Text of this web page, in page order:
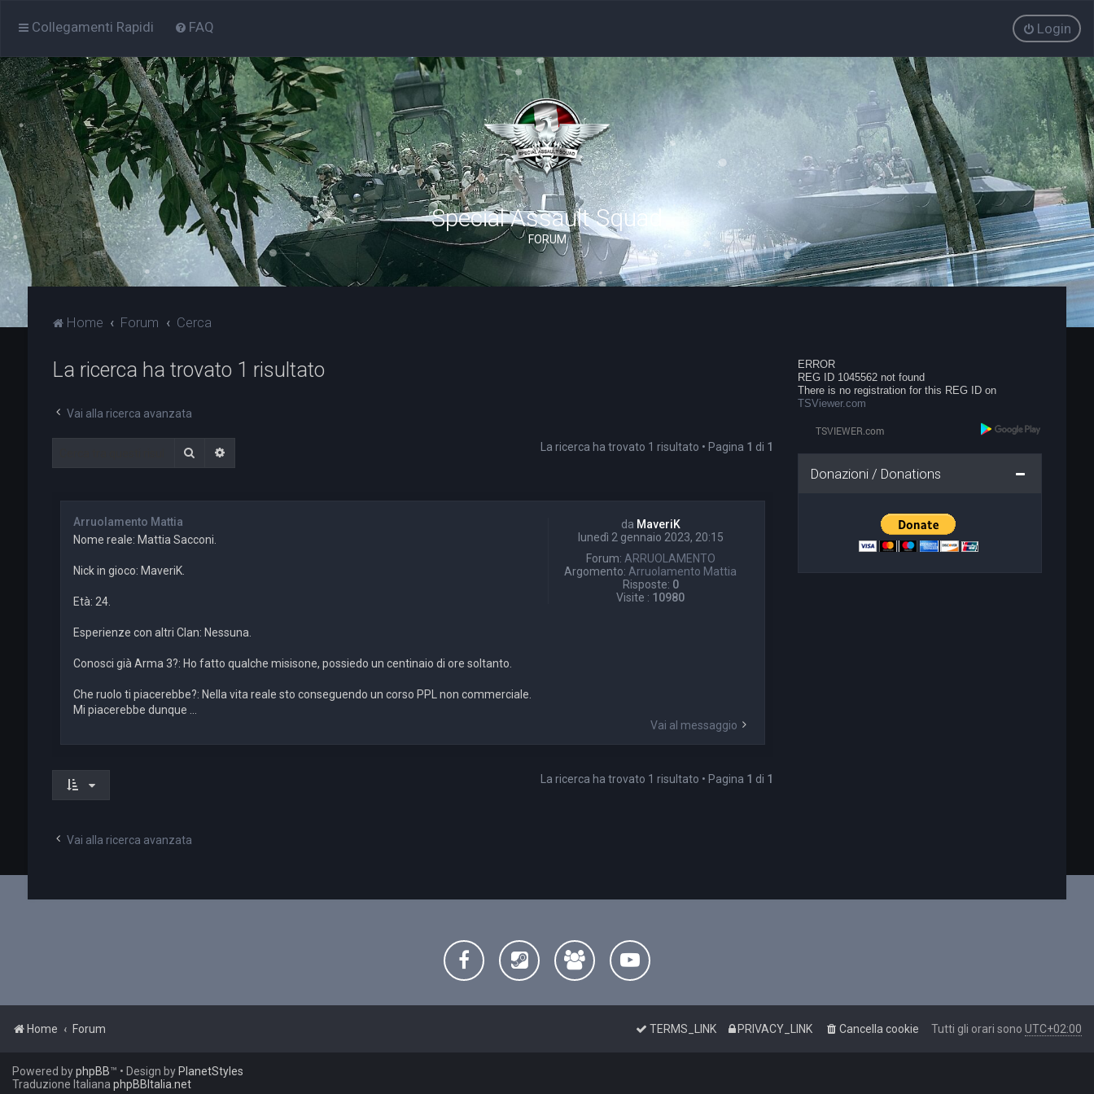
Collegamenti Rapidi FAQ Login
Special Assault Squad
FORUM
Home Forum Cerca
La ricerca ha trovato 1 risultato
Vai alla ricerca avanzata
Cerca La ricerca ha trovato 1 risultato • Pagina 1 di 1
da MaveriK
lunedì 2 gennaio 2023, 20:15
Forum: ARRUOLAMENTO
Argomento: Arruolamento Mattia
Risposte: 0
Visite : 10980
Arruolamento Mattia
Nome reale: Mattia Sacconi.
Nick in gioco: MaveriK.
Età: 24.
Esperienze con altri Clan: Nessuna.
Conosci già Arma 3?: Ho fatto qualche misisone, possiedo un centinaio di ore soltanto.
Che ruolo ti piacerebbe?: Nella vita reale sto conseguendo un corso PPL non commerciale.
Mi piacerebbe dunque ...
Vai al messaggio
La ricerca ha trovato 1 risultato • Pagina 1 di 1
Vai alla ricerca avanzata
ERROR
REG ID 1045562 not found
There is no registration for this REG ID on
TSViewer.com
Donazioni / Donations
Home Forum Tutti gli orari sono UTC+02:00
Cancella cookie
PRIVACY_LINK
TERMS_LINK
Powered byphpBB™ • Design by PlanetStyles
Traduzione Italiana phpBBItalia.net